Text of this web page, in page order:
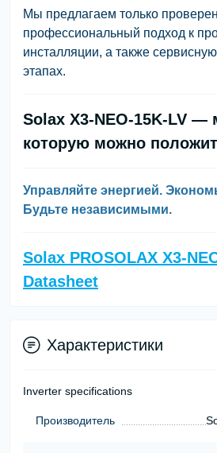
Мы предлагаем только
профессиональный подход к
инсталляции, а также
этапах.
Solax X3-NEO-15K-LV —
которую можно
Управляйте энергией.
Будьте независимыми.
Solax PROSOLAX X3-
Datasheet
Характеристики
Inverter specifications
Производитель